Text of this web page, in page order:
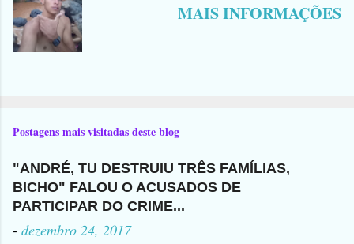
MAIS INFORMAÇÕES
Postagens mais visitadas deste blog
"ANDRÉ, TU DESTRUIU TRÊS FAMÍLIAS,
BICHO" FALOU O ACUSADOS DE
PARTICIPAR DO CRIME...
- dezembro 24, 2017